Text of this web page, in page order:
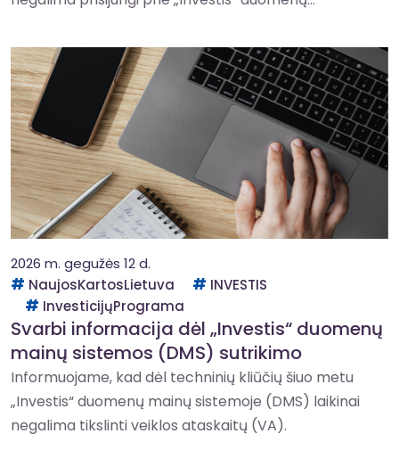
2026 m. gegužės 12 d.
NaujosKartosLietuva
INVESTIS
InvesticijųPrograma
Svarbi informacija dėl „Investis“ duomenų
mainų sistemos (DMS) sutrikimo
Informuojame, kad dėl techninių kliūčių šiuo metu
„Investis“ duomenų mainų sistemoje (DMS) laikinai
negalima tikslinti veiklos ataskaitų (VA).